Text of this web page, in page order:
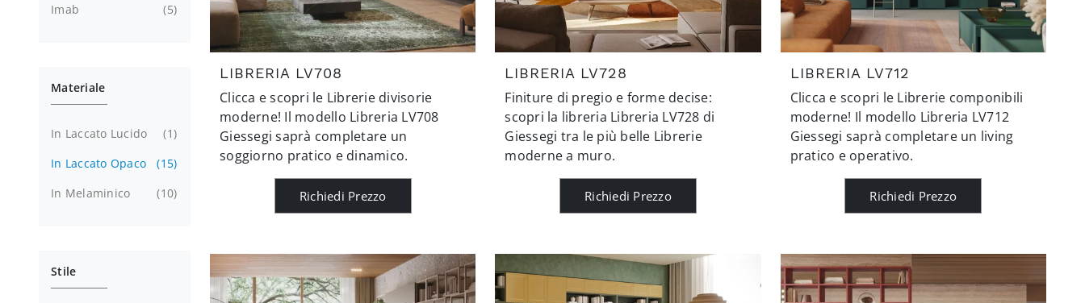
LIBRERIA LV708
Clicca e scopri le Librerie divisorie
moderne! Il modello Libreria LV708
Giessegi saprà completare un
soggiorno pratico e dinamico.
Richiedi Prezzo
LIBRERIA LV728
Finiture di pregio e forme decise:
scopri la libreria Libreria LV728 di
Giessegi tra le più belle Librerie
moderne a muro.
Richiedi Prezzo
LIBRERIA LV712
Clicca e scopri le Librerie componibili
moderne! Il modello Libreria LV712
Giessegi saprà completare un living
pratico e operativo.
Richiedi Prezzo
Imab
5
Materiale
In Laccato Lucido
1
In Laccato Opaco
15
In Melaminico
10
Stile